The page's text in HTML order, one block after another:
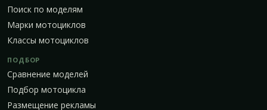
Поиск по моделям
Марки мотоциклов
Классы мотоциклов
ПОДБОР
Сравнение моделей
Подбор мотоцикла
Размещение рекламы